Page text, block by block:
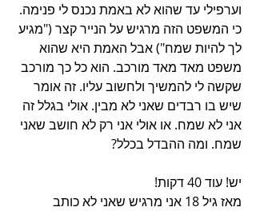
וערפילי עד שהוא לא באמת נכנס לי פנימה.
כי המשפט הזה מרגיש על הנייר קצר ("מגיע
לך להיות שמח") אבל האמת היא שהוא
משפט מאד מאד מורכב. הוא כל כך מורכב
שקשה לי להמשיך ולחשוב עליו. זה אומר
שיש בו רבדים שאני לא מבין. אולי בגלל זה
אני לא שמח. או אולי אני רק לא חושב שאני
שמח. ומה ההבדל בכלל?
יש! עוד 40 דקות!
מאז גיל 18 אני מרגיש שאני לא כותב